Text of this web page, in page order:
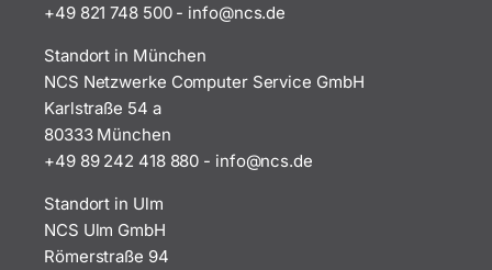
+49 821 748 500- ed.sc
n@ofn
i
Standort in München
NCS Netzwerke Computer Service GmbH
Karlstraße 54 a
80333 München
+49 89 242 418 880 - ed.sc
n@ofn
i
Standort in Ulm
NCS Ulm GmbH
Römerstraße 94